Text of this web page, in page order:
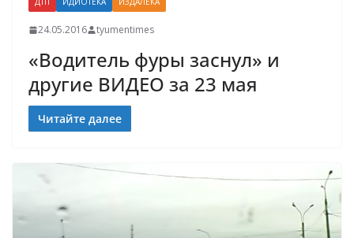
24.05.2016 tyumentimes
«Водитель фуры заснул» и
другие ВИДЕО за 23 мая
Читайте далее